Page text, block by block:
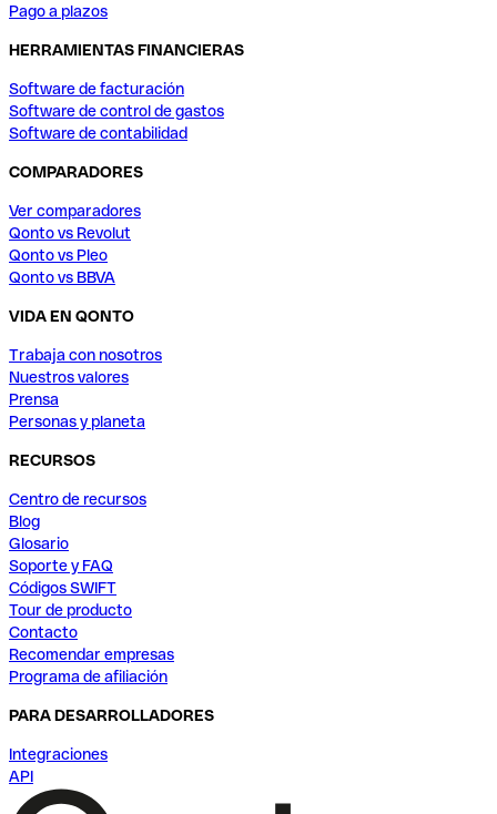
Pago a plazos
HERRAMIENTAS FINANCIERAS
Software de facturación
Software de control de gastos
Software de contabilidad
COMPARADORES
Ver comparadores
Qonto vs Revolut
Qonto vs Pleo
Qonto vs BBVA
VIDA EN QONTO
Trabaja con nosotros
Nuestros valores
Prensa
Personas y planeta
RECURSOS
Centro de recursos
Blog
Glosario
Soporte y FAQ
Códigos SWIFT
Tour de producto
Contacto
Recomendar empresas
Programa de afiliación
PARA DESARROLLADORES
Integraciones
API